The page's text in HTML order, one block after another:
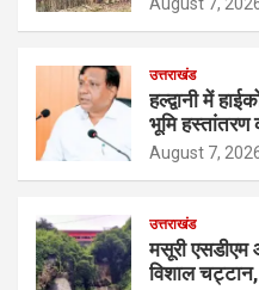
उत्तराखंड
हल्द्वानी में
भूमि हस्तांतरण
August 7,
उत्तराखंड
मसूरी
विशाल